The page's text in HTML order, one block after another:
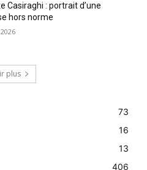
Casiraghi : portrait d’une
hors norme
plus
73
16
13
406